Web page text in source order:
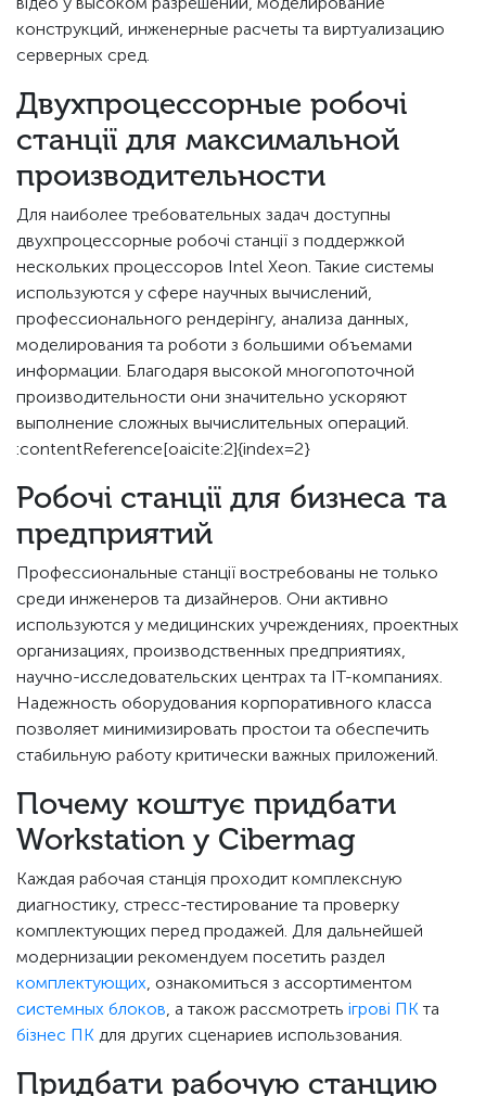
конструкций, инженерные расчеты та виртуализацию
серверных сред.
Двухпроцессорные робочі
станції для максимальной
производительности
Для наиболее требовательных задач доступны
двухпроцессорные робочі станції з поддержкой
нескольких процессоров Intel Xeon. Такие системы
используются у сфере научных вычислений,
профессионального рендерінгу, анализа данных,
моделирования та роботи з большими объемами
информации. Благодаря высокой многопоточной
производительности они значительно ускоряют
выполнение сложных вычислительных операций.
:contentReference[oaicite:2]{index=2}
Робочі станції для бизнеса та
предприятий
Профессиональные станції востребованы не только
среди инженеров та дизайнеров. Они активно
используются у медицинских учреждениях, проектных
организациях, производственных предприятиях,
научно-исследовательских центрах та IT-компаниях.
Надежность оборудования корпоративного класса
позволяет минимизировать простои та обеспечить
стабильную работу критически важных приложений.
Почему коштує придбати
Workstation у Cibermag
Каждая рабочая станція проходит комплексную
диагностику, стресс-тестирование та проверку
комплектующих перед продажей. Для дальнейшей
модернизации рекомендуем посетить раздел
комплектующих, ознакомиться з ассортиментом
системных блоков, а також рассмотреть ігрові ПК та
бізнес ПК для других сценариев использования.
Придбати рабочую станцию